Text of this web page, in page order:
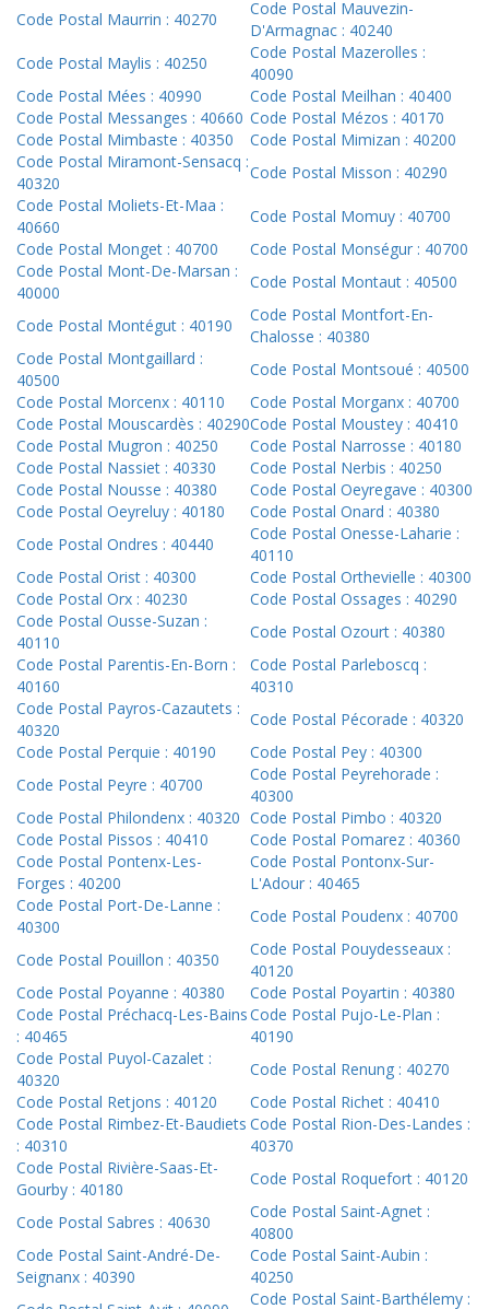
Code Postal Maurrin : 40270
Code Postal Mauvezin-
D'Armagnac : 40240
Code Postal Maylis : 40250
Code Postal Mazerolles :
40090
Code Postal Mées : 40990
Code Postal Meilhan : 40400
Code Postal Messanges : 40660 Code Postal Mézos : 40170
Code Postal Mimbaste : 40350
Code Postal Mimizan : 40200
Code Postal Miramont-Sensacq :
40320
Code Postal Misson : 40290
Code Postal Moliets-Et-Maa :
40660
Code Postal Momuy : 40700
Code Postal Monget : 40700
Code Postal Monségur : 40700
Code Postal Mont-De-Marsan :
40000
Code Postal Montaut : 40500
Code Postal Montégut : 40190
Code Postal Montfort-En-
Chalosse : 40380
Code Postal Montgaillard :
40500
Code Postal Montsoué : 40500
Code Postal Morcenx : 40110
Code Postal Morganx : 40700
Code Postal Mouscardès : 40290Code Postal Moustey : 40410
Code Postal Mugron : 40250
Code Postal Narrosse : 40180
Code Postal Nassiet : 40330
Code Postal Nerbis : 40250
Code Postal Nousse : 40380
Code Postal Oeyregave : 40300
Code Postal Oeyreluy : 40180
Code Postal Onard : 40380
Code Postal Ondres : 40440
Code Postal Onesse-Laharie :
40110
Code Postal Orist : 40300
Code Postal Orthevielle : 40300
Code Postal Orx : 40230
Code Postal Ossages : 40290
Code Postal Ousse-Suzan :
40110
Code Postal Ozourt : 40380
Code Postal Parentis-En-Born :
40160
Code Postal Parleboscq :
40310
Code Postal Payros-Cazautets :
40320
Code Postal Pécorade : 40320
Code Postal Perquie : 40190
Code Postal Pey : 40300
Code Postal Peyre : 40700
Code Postal Peyrehorade :
40300
Code Postal Philondenx : 40320 Code Postal Pimbo : 40320
Code Postal Pissos : 40410
Code Postal Pomarez : 40360
Code Postal Pontenx-Les-
Forges : 40200
Code Postal Pontonx-Sur-
L'Adour : 40465
Code Postal Port-De-Lanne :
40300
Code Postal Poudenx : 40700
Code Postal Pouillon : 40350
Code Postal Pouydesseaux :
40120
Code Postal Poyanne : 40380
Code Postal Poyartin : 40380
Code Postal Préchacq-Les-Bains
: 40465
Code Postal Pujo-Le-Plan :
40190
Code Postal Puyol-Cazalet :
40320
Code Postal Renung : 40270
Code Postal Retjons : 40120
Code Postal Richet : 40410
Code Postal Rimbez-Et-Baudiets
: 40310
Code Postal Rion-Des-Landes :
40370
Code Postal Rivière-Saas-Et-
Gourby : 40180
Code Postal Roquefort : 40120
Code Postal Sabres : 40630
Code Postal Saint-Agnet :
40800
Code Postal Saint-André-De-
Seignanx : 40390
Code Postal Saint-Aubin :
40250
Code Postal Saint-Barthélemy :